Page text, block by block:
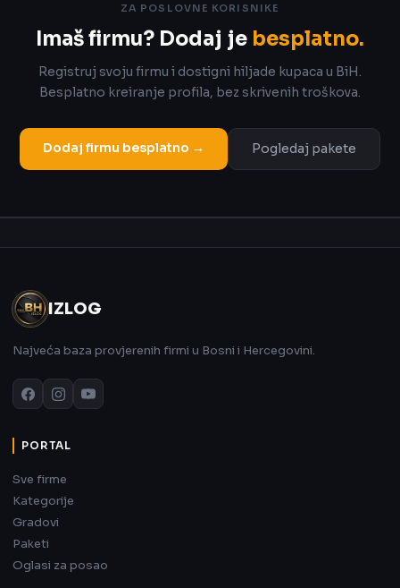
ZA POSLOVNE KORISNIKE
Imaš firmu? Dodaj je besplatno.
Registruj svoju firmu i dostigni hiljade kupaca u BiH.
Besplatno kreiranje profila, bez skrivenih troškova.
Dodaj firmu besplatno → Pogledaj pakete
IZLOG
Najveća baza provjerenih firmi u Bosni i Hercegovini.
PORTAL
Sve firme
Kategorije
Gradovi
Paketi
Oglasi za posao